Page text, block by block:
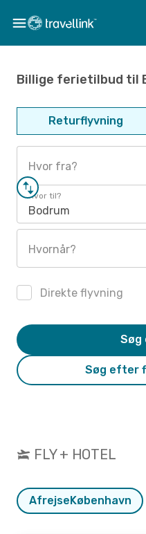
Billige ferietilbud til
Returflyvning
Hvor fra?
Hvor til?
Bodrum
Hvornår?
Direkte flyvning
Søg efter
FLY + HOTEL
Afrejse København